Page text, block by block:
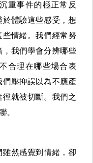
重事件的極正常反
體驗這些感受，想
情緒。我們經常努
我們學會分辨哪些
合理在哪些場合表
壓抑誤以為不應產
就被切斷。我們之
。
然感覺到情緒，卻